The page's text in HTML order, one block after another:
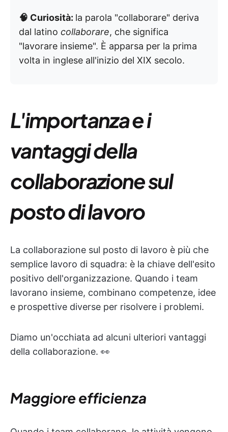
🧠 Curiosità: la parola "collaborare" deriva
dal latino collaborare, che significa
"lavorare insieme". È apparsa per la prima
volta in inglese all'inizio del XIX secolo.
L'importanza e i
vantaggi della
collaborazione sul
posto di lavoro
La collaborazione sul posto di lavoro è più che
semplice lavoro di squadra: è la chiave dell'esito
positivo dell'organizzazione. Quando i team
lavorano insieme, combinano competenze, idee
e prospettive diverse per risolvere i problemi.
Diamo un'occhiata ad alcuni ulteriori vantaggi
della collaborazione. 👀
Maggiore efficienza